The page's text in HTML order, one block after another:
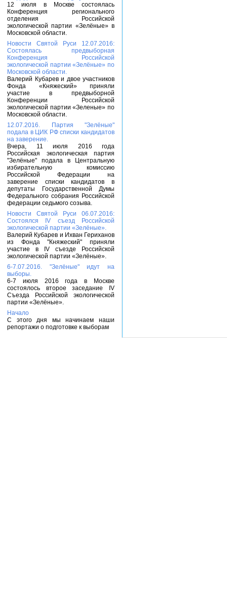
12 июля в Москве состоялась
Конференция регионального
отделения Российской
экологической партии «Зелёные» в
Московской области.
Новости Святой Руси 12.07.2016:
Состоялась предвыборная
Конференция Российской
экологической партии «Зелёные» по
Московской области.
Валерий Кубарев и двое участников
Фонда «Княжеский» приняли
участие в предвыборной
Конференции Российской
экологической партии «Зеленые» по
Московской области.
12.07.2016. Партия "Зелёные"
подала в ЦИК РФ списки кандидатов
на заверение.
Вчера, 11 июля 2016 года
Российская экологическая партия
"Зелёные" подала в Центральную
избирательную комиссию
Российской Федерации на
заверение списки кандидатов в
депутаты Государственной Думы
Федерального собрания Российской
федерации седьмого созыва.
Новости Святой Руси 06.07.2016:
Состоялся IV съезд Российской
экологической партии «Зелёные».
Валерий Кубарев и Ихван Гериханов
из Фонда "Княжеский" приняли
участие в IV съезде Российской
экологической партии «Зелёные».
6-7.07.2016. "Зелёные" идут на
выборы.
6-7 июля 2016 года в Москве
состоялось второе заседание IV
Съезда Российской экологической
партии «Зелёные».
Начало
С этого дня мы начинаем наши
репортажи о подготовке к выборам